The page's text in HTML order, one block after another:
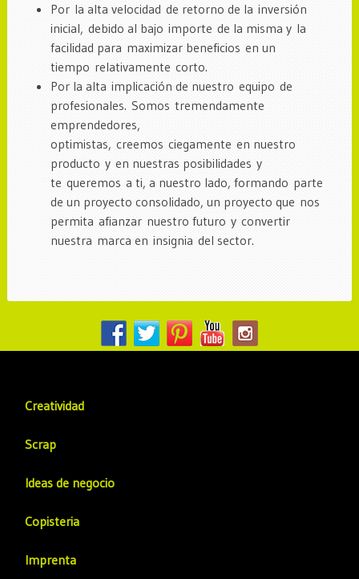
Por la alta velocidad de retorno de la inversión
inicial, debido al bajo importe de la misma y la
facilidad para maximizar beneficios en un
tiempo relativamente corto.
Por la alta implicación de nuestro equipo de
profesionales. Somos tremendamente
emprendedores,
optimistas, creemos ciegamente en nuestro
producto y en nuestras posibilidades y
te queremos a ti, a nuestro lado, formando parte
de un proyecto consolidado, un proyecto que nos
permita afianzar nuestro futuro y convertir
nuestra marca en insignia del sector.
Creatividad
Scrap
Ideas de negocio
Copisteria
Imprenta